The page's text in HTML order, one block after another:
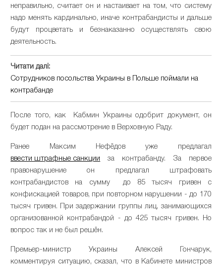
неправильно, считает он и настаивает на том, что систему
надо менять кардинально, иначе контрабандисты и дальше
будут процветать и безнаказанно осуществлять свою
деятельность.
Читати далі:
Сотрудников посольства Украины в Польше поймали на
контрабанде
После того, как Кабмин Украины одобрит документ, он
будет подан на рассмотрение в Верховную Раду.
Ранее Максим Нефёдов уже предлагал
ввести штрафные санкции за контрабанду. За первое
правонарушение он предлагал штрафовать
контрабандистов на сумму до 85 тысяч гривен с
конфискацией товаров, при повторном нарушении - до 170
тысяч гривен. При задержании группы лиц, занимающихся
организованной контрабандой - до 425 тысяч гривен. Но
вопрос так и не был решён.
Премьер-министр Украины Алексей Гончарук,
комментируя ситуацию, сказал, что в Кабинете министров